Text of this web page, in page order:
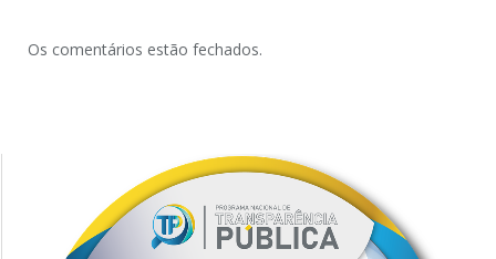
Os comentários estão fechados.